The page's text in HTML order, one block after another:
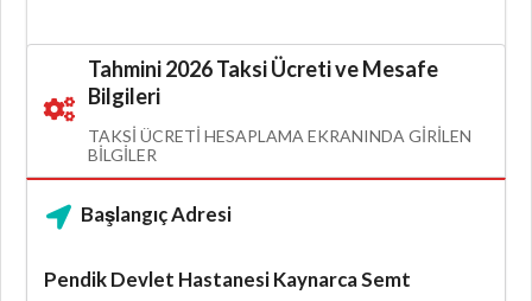
Tahmini 2026 Taksi Ücreti ve Mesafe
Bilgileri
TAKSI ÜCRETI HESAPLAMA EKRANINDA GIRILEN
BILGILER
Başlangıç Adresi
Pendik Devlet Hastanesi Kaynarca Semt